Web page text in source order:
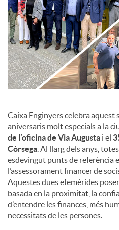
c
o
n
t
i
n
g
Caixa Enginyers celebra aquest
aniversaris molt especials a la
de l’oficina de Via Augusta i el
Còrsega. Al llarg dels anys,
esdevingut punts de referència
l’assessorament financer de
Aquestes dues efemèrides
basada en la proximitat, la
d’entendre les finances, més
necessitats de les persones.